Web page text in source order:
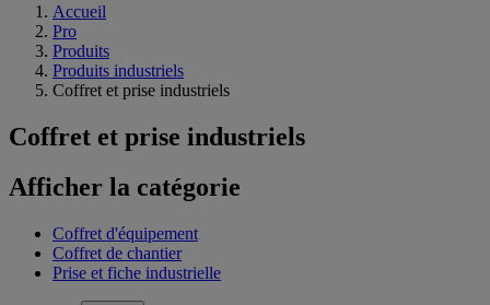
Accueil
Pro
Produits
Produits industriels
Coffret et prise industriels
Coffret et prise industriels
Afficher la catégorie
Coffret d'équipement
Coffret de chantier
Prise et fiche industrielle